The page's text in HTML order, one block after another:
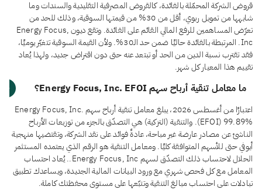
قروض الشركة المحمّلة بالفائدة، كالقروض المصرفية التقليدية والسندات وما
شابهها من تمويل ربوي، أقل من 30% من قيمتها السوقية، وذلك للحد من
تعرّض المساهمين للرفع المالي القائم على الفائدة. وتقع ديون Energy Focus,
Inc. المرتبطة بالفائدة حاليًا ضمن حد الـ30%. ولأن القيمة السوقية تتغيّر يوميًا،
فقد تقترب نسبة الدين من الحد أو تبتعد عنه حتى دون اقتراض جديد، ولهذا يُعاد
تقييم هذا المعيار كل شهر.
ما معامل تنقية أرباح سهم Energy Focus, Inc. EFOI؟
اعتبارًا من أغسطس 2026، يبلغ معامل تنقية أرباح سهم Energy Focus, Inc.
(EFOI) 99.89%. والتنقية (التزكية) هي التصدّق بالجزء من توزيعات الأرباح
الناشئ عن مصادر عارضة غير مباحة، عادةً فوائد على نقد الشركة، وتقتضيها منهجية
أيوفي حتى للأسهم المتوافقة كليًا. ومعامل التنقية هو الرقم الذي يعتمده المستثمر
الحلال لاحتساب ذلك التصدّق لسهم Energy Focus, Inc.. يُعاد احتساب
المعامل مع كل فحص شهري مع ورود البيانات المالية الجديدة، ويساعدك تطبيق
تبادلات على احتساب مبالغ التنقية وتتبّعها على مستوى محفظتك كاملة.